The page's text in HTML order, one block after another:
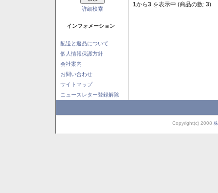
詳細検索
インフォメーション
配送と返品について
個人情報保護方針
会社案内
お問い合わせ
サイトマップ
ニュースレター登録解除
1から3 を表示中 (商品の数: 3)
Copyright(c) 2008